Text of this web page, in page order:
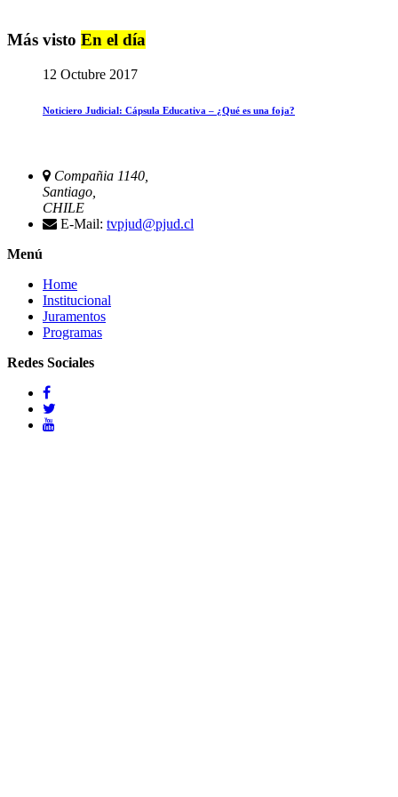
Más visto En el día
12 Octubre 2017
Noticiero Judicial: Cápsula Educativa – ¿Qué es una foja?
Compañia 1140,
Santiago,
CHILE
E-Mail: tvpjud@pjud.cl
Menú
Home
Institucional
Juramentos
Programas
Redes Sociales